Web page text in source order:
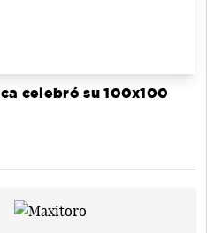
celebró su 100x100